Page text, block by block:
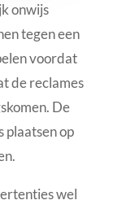
onwijs
tegen een
voordat
de reclames
De
plaatsen op
wel